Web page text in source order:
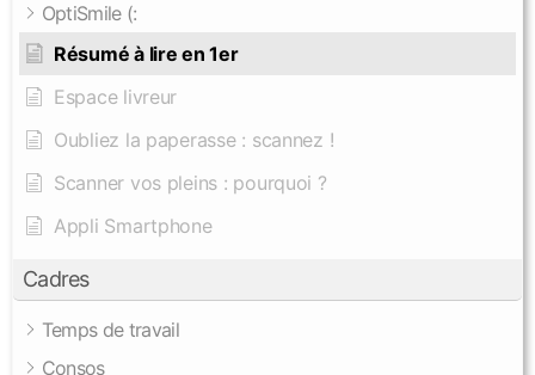
OptiSmile (:
Résumé à lire en 1er
Espace livreur
Oubliez la paperasse : scannez !
Scanner vos pleins : pourquoi ?
Appli Smartphone
Cadres
Temps de travail
Consos